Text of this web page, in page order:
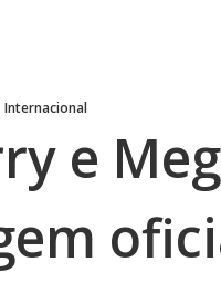
Internacional
e